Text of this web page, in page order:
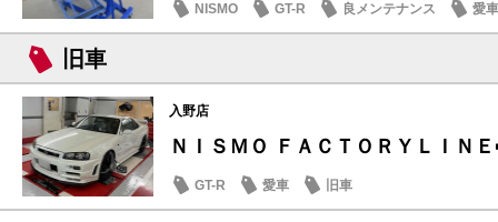
NISMO GT-R 良メンテナンス 愛車
旧車
入野店
ＮＩＳＭＯ ＦＡＣＴＯＲＹＬＩＮ
GT-R 愛車 旧車